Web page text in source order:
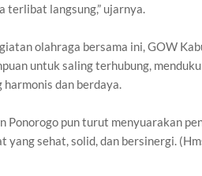
terlibat langsung,” ujarnya.
olahraga bersama ini, GOW
untuk saling terhubung,
harmonis dan berdaya.
Ponorogo pun turut menyuarakan
yang sehat, solid, dan bersinergi.